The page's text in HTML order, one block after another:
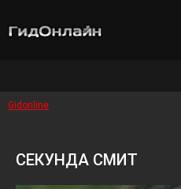
Gidonline
СЕКУНДА СМИТ